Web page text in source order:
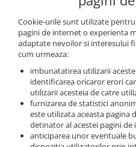
Cookie-urile sunt utilizate
pagini de internet o experienta
adaptate nevoilor si interesului
cum urmeaza:
imbunatatirea utilizarii
identificarea oricaror erori
utilizarii acesteia de catre
furnizarea de statistici
este utilizata aceasta pagina
detinator al acestei pagini de
anticiparea unor eventuale